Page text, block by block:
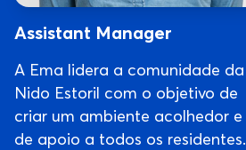
Assistant Manager
A Ema lidera a comunidade da
Nido Estoril com o objetivo de
criar um ambiente acolhedor e
de apoio a todos os residentes.